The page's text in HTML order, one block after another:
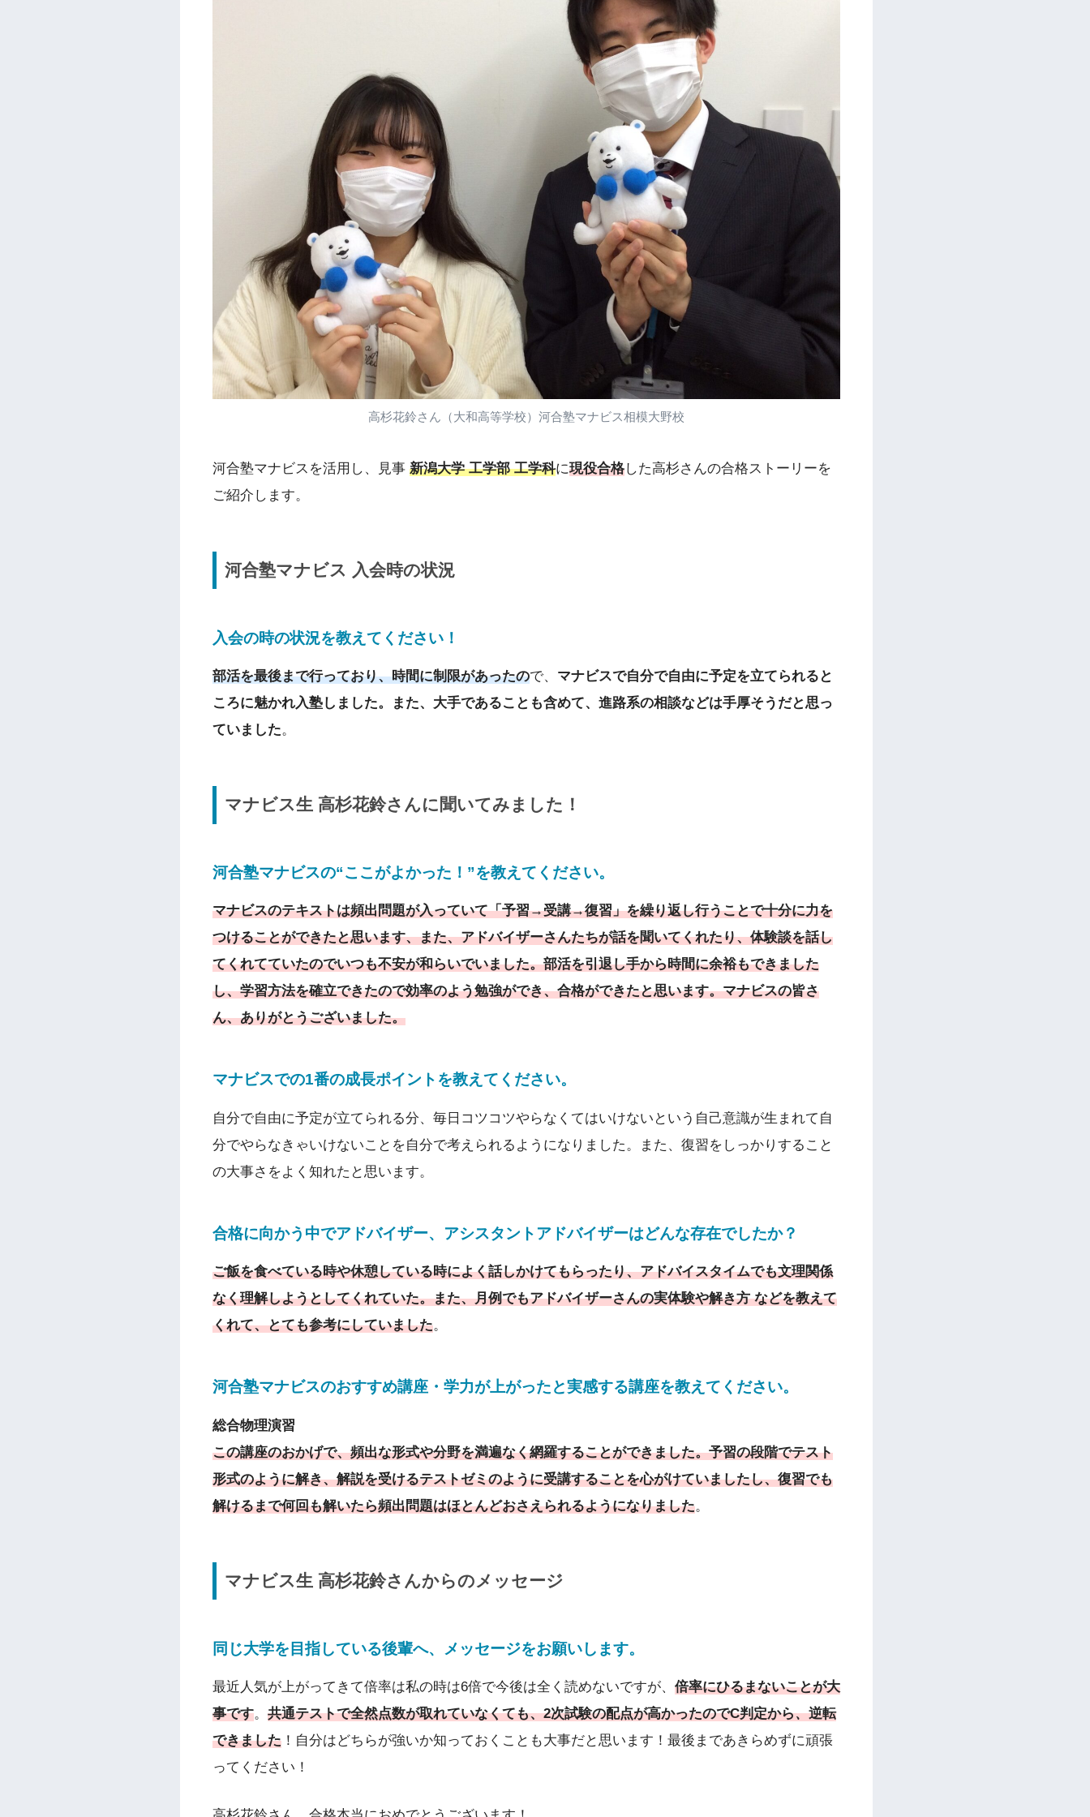
高杉花鈴さん（大和高等学校）河合塾マナビス相模大野校
河合塾マナビスを活用し、見事 新潟大学 工学部 工学科に現役合格した高杉さんの合格ストーリーを
ご紹介します。
河合塾マナビス 入会時の状況
入会の時の状況を教えてください ！
部活を最後まで行っており、時間に制限があったので、 マナビスで自分で自由に予定を立てられると
ころに魅かれ入塾しました。また、大手であることも含めて、進路系の相談などは手厚そうだと思っ
ていました。
マナビス生 高杉花鈴さんに 聞いてみました！
河合塾マナビスの“ここがよかった！”を教えてください。
マナビスのテキストは頻出問題が入っていて「予習→受講→復習」を繰り返し行うことで十分に力を
つけることができたと思います、また、アドバイザーさんたちが話を聞いてくれたり、体験談を話し
てくれてていたのでいつも不安が和らいでいました。部活を引退し手から時間に余裕もできました
し、学習方法を確立できたので効率のよう勉強ができ、合格ができたと思います。マナビスの皆さ
ん、ありがとうございました。
マナビスでの1番の成長ポイントを教えてください。
自分で自由に予定が立てられる分、毎日コツコツやらなくてはいけないという自己意識が生まれて自
分でやらなきゃいけないことを自分で考えられるようになりました。また、復習をしっかりすること
の大事さをよく知れたと思います。
合格に向かう中でアドバイザー、 アシスタントアドバイザーはどんな存在でしたか？
ご飯を食べている時や休憩している時によく話しかけてもらったり、アドバイスタイムでも文理関係
なく理解しようとしてくれていた。また、月例でもアドバイザーさんの実体験や解き方 などを教えて
くれて、とても参考にしていました。
河合塾マナビスのおすすめ講座・学力が上がったと実感する講座を教えてください。
総合物理演習
この講座のおかげで、頻出な形式や分野を満遍なく網羅することができました。予習の段階でテスト
形式のように解き、解説を受けるテストゼミのように受講することを心がけていましたし、復習でも
解けるまで何回も解いたら頻出問題はほとんどおさえられるようになりました。
マナビス生 高杉花鈴さんからのメッセージ
同じ大学を目指している後輩へ、メッセージをお願いします。
最近人気が上がってきて倍率は私の時は6倍で今後は全く読めないですが、 倍率にひるまないことが大
事です。 共通テストで全然点数が取れていなくても、2次試験の配点が高かったのでC判定から、逆転
できました ！自分はどちらが強いか知っておくことも大事だと思います！最後まであきらめずに頑張
ってください！